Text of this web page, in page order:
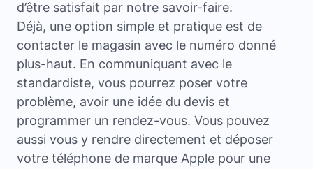
d’être satisfait par notre savoir-faire.
Déjà, une option simple et pratique est de
contacter le magasin avec le numéro donné
plus-haut. En communiquant avec le
standardiste, vous pourrez poser votre
problème, avoir une idée du devis et
programmer un rendez-vous. Vous pouvez
aussi vous y rendre directement et déposer
votre téléphone de marque Apple pour une